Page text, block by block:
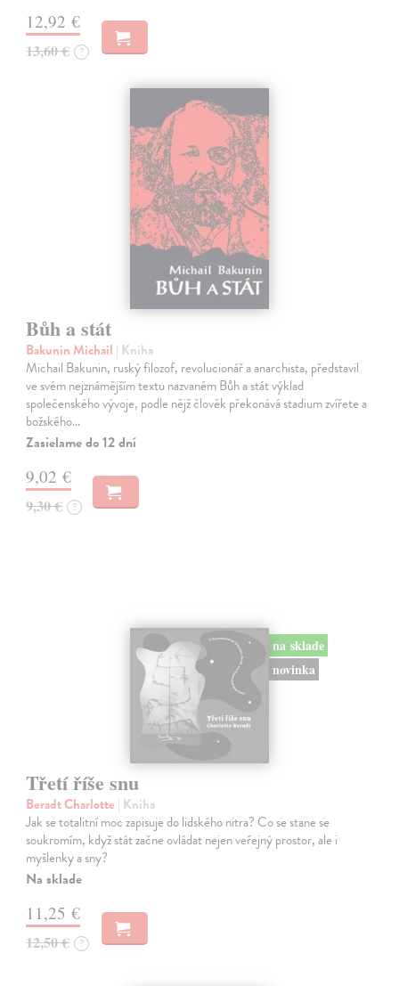
12,92 €
13,60 € ?
Bůh a stát
Bakunin Michail | Kniha
Michail Bakunin, ruský filozof, revolucionář a anarchista, představil
ve svém nejznámějším textu nazvaném Bůh a stát výklad
společenského vývoje, podle nějž člověk překonává stadium zvířete a
božského…
Zasielame do 12 dní
9,02 €
9,30 € ?
na sklade
novinka
Třetí říše snu
Beradt Charlotte | Kniha
Jak se totalitní moc zapisuje do lidského nitra? Co se stane se
soukromím, když stát začne ovládat nejen veřejný prostor, ale i
myšlenky a sny?
Na sklade
11,25 €
12,50 € ?